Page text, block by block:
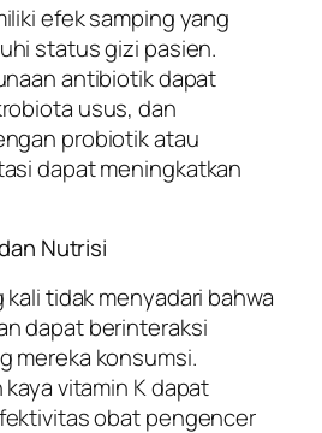
efek samping yang
status gizi pasien.
antibiotik dapat
usus, dan
probiotik atau
dapat meningkatkan
Nutrisi
tidak menyadari bahwa
dapat berinteraksi
mereka konsumsi.
vitamin K dapat
obat pengencer